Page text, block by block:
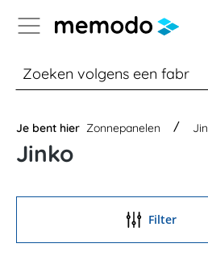
naar navigatie B2B-platform
% Sale Batterijopslag
Je bent hier Zonnepanelen
Jinko
Filter